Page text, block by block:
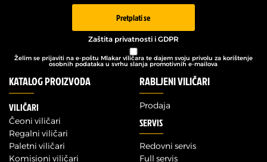
Pretplati se
Zaštita privatnosti i GDPR
Želim se prijaviti na e-poštu Mlakar viličara te dajem svoju privolu za korištenje
osobnih podataka u svrhu slanja promotivnih e-mailova
KATALOG PROIZVODA
VILIČARI
Čeoni viličari
Regalni viličari
Paletni viličari
Komisioni viličari
RABLJENI VILIČARI
Prodaja
SERVIS
Redovni servis
Full servis